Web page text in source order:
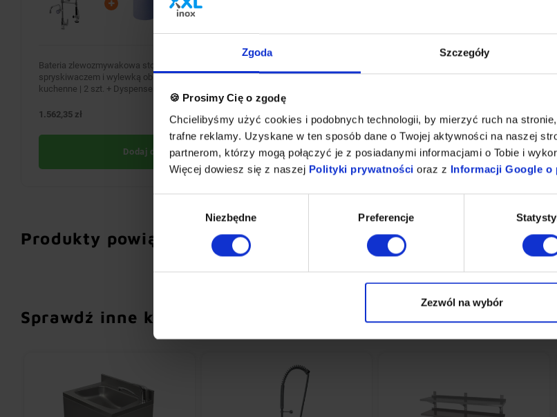
Zgoda Szczegóły
🍪 Prosimy Cię o zgodę
Chcielibyśmy użyć cookies i podobnych technologii, by mierzyć ruch na
trafne reklamy. Uzyskane w ten sposób dane o Twojej aktywności na naszej
partnerom, którzy mogą połączyć je z posiadanymi informacjami o Tobie i
Więcej dowiesz się z naszej Polityki prywatności oraz z Informacji Google o
Niezbędne Preferencje
Zezwól na wybór
Bateria zlewozmywakowa stojąca jednouchwytowa ze
spryskiwaczem i wylewką obrotową górną typu "C" + Ręczniki
kuchenne | 2 szt. + Dyspenser papieru | 43,5x34,5x(H)34cm
1.562,35 zł BRAK W MAGAZYNIE
Dodaj do koszyka
spryskiwaczem i wylewką obrotową górną typu "C" +
879,82 zł BRAK W
Dodaj do koszyka
Produkty powiązane
Sprawdź inne kategorie